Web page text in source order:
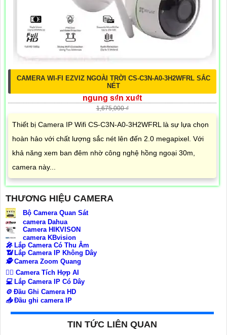
CAMERA WI-FI EZVIZ NGOÀI TRỜI CS-C3N-A0-3H2WFRL SẮC
NÉT
ngung s₫n xu₫t
1,675,000 ₫
Thiết bị Camera IP Wifi CS-C3N-A0-3H2WFRL là sự lựa chọn
hoàn hảo với chất lượng sắc nét lên đến 2.0 megapixel. Với
khả năng xem ban đêm nhờ công nghệ hồng ngoại 30m,
camera này...
THƯƠNG HIỆU CAMERA
Bộ Camera Quan Sát
camera Dahua
Camera HIKVISON
camera KBvision
️🎤️ Lắp Camera Có Thu Âm
📶 Lắp Camera IP Không Dây
🕵️Camera Zoom Quang
🧛‍♀️ Camera Tích Hợp AI
💻Lắp Camera IP Có Dây
⚙️Đầu Ghi Camera HD
📥Đầu ghi camera IP
TIN TỨC LIÊN QUAN